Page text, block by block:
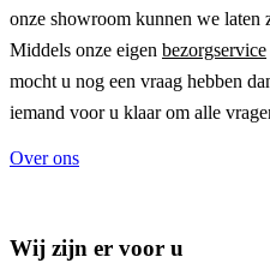
onze showroom kunnen we
Middels onze eigen bezorgservice
mocht u nog een vraag hebben
iemand voor u klaar om alle
Over ons
Wij zijn er voor u